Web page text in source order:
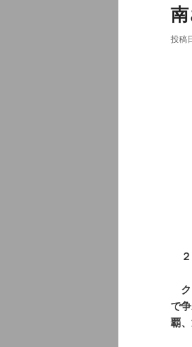
投稿
２
ク
で
覇